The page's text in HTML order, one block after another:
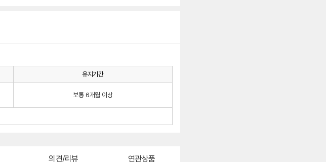
유지기간
보통 6개월 이상
의견/리뷰 연관상품